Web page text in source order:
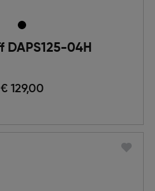
Davidoff DAPS125-04H
€ 129,00